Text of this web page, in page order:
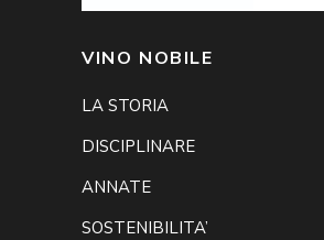
VINO NOBILE
LA STORIA
DISCIPLINARE
ANNATE
SOSTENIBILITA’